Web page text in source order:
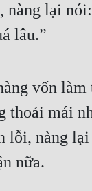
nàng lại
lâu.”
vốn
thoải mái
lỗi, nàng
nữa.